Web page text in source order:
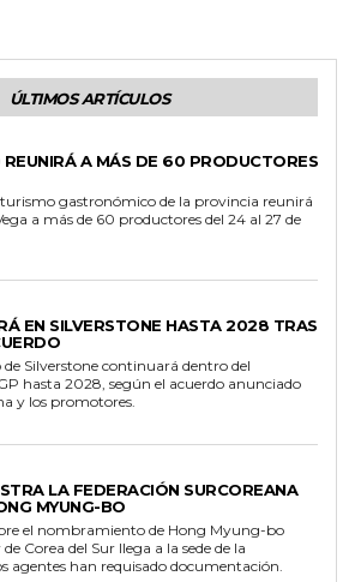
ÚLTIMOS ARTÍCULOS
A MÁS DE 60 PRODUCTORES
gastronómico de la provincia reunirá
a más de 60 productores del 24 al 27 de
EN SILVERSTONE HASTA 2028 TRAS
Silverstone continuará dentro del
hasta 2028, según el acuerdo anunciado
y los promotores.
LA FEDERACIÓN SURCOREANA
MYUNG-BO
el nombramiento de Hong Myung-bo
Corea del Sur llega a la sede de la
agentes han requisado documentación.